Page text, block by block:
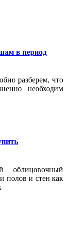
в период
разберем, что
необходим
облицовочный
полов и стен как